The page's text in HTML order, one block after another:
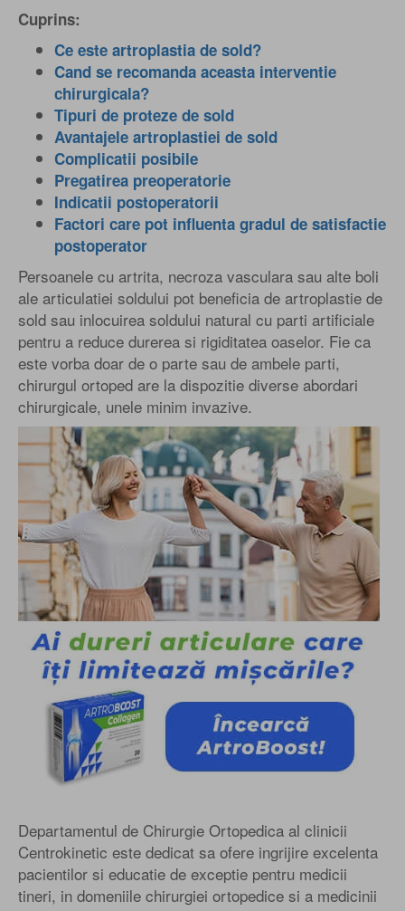
Cuprins:
Ce este artroplastia de sold?
Cand se recomanda aceasta interventie
chirurgicala?
Tipuri de proteze de sold
Avantajele artroplastiei de sold
Complicatii posibile
Pregatirea preoperatorie
Indicatii postoperatorii
Factori care pot influenta gradul de satisfactie
postoperator
Persoanele cu artrita, necroza vasculara sau alte boli
ale articulatiei soldului pot beneficia de artroplastie de
sold sau inlocuirea soldului natural cu parti artificiale
pentru a reduce durerea si rigiditatea oaselor. Fie ca
este vorba doar de o parte sau de ambele parti,
chirurgul ortoped are la dispozitie diverse abordari
chirurgicale, unele minim invazive.
Departamentul de Chirurgie Ortopedica al clinicii
Centrokinetic este dedicat sa ofere ingrijire excelenta
pacientilor si educatie de exceptie pentru medicii
tineri, in domeniile chirurgiei ortopedice si a medicinii